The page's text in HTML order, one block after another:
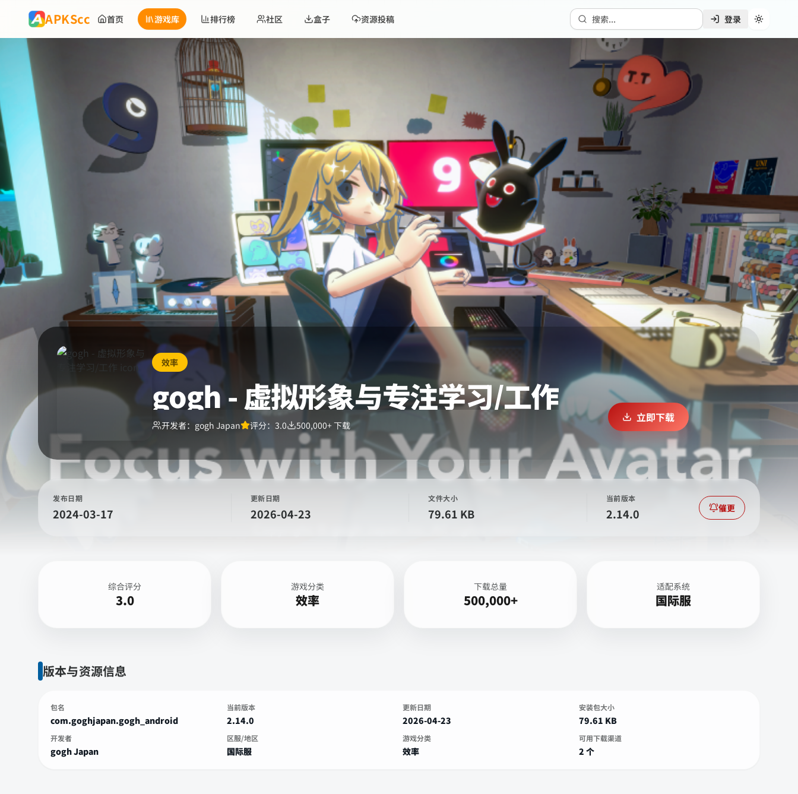
APKScc 首页 游戏库 排行榜 社区 盒子 资源投稿 搜索... 登录 切换主题
效率
gogh - 虚拟形象与专注学习/工作
开发者： gogh Japan 评分： 3.0 500,000+下载
立即下载
发布日期
2024-03-17
更新日期
2026-04-23
文件大小
79.61 KB
当前版本
2.14.0 催更
综合评分
3.0
游戏分类
效率
下载总量
500,000+
适配系统
国际服
版本与资源信息
包名
com.goghjapan.gogh_android
当前版本
2.14.0
更新日期
2026-04-23
安装包大小
79.61 KB
开发者
gogh Japan
区服/地区
国际服
游戏分类
效率
可用下载渠道
2 个